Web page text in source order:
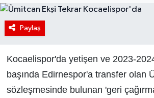
Paylaş
Kocaelispor'da yetişen ve 2023-
başında Edirnespor'a transfer olan
sözleşmesinde bulunan 'geri